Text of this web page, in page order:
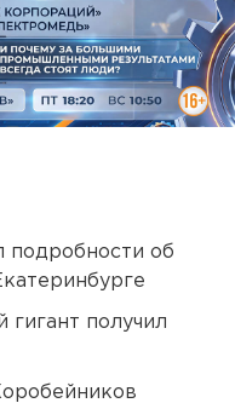
подробности об
гигант получил